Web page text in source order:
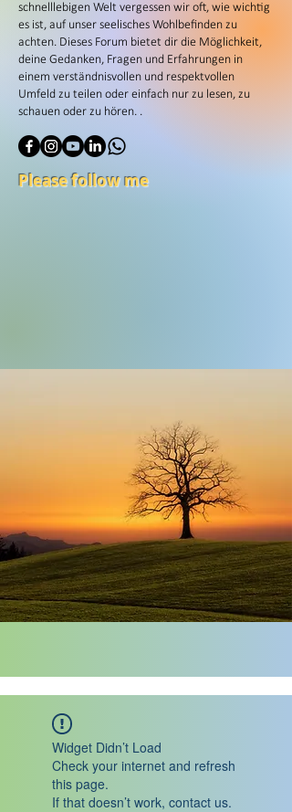
schnelllebigen Welt vergessen wir oft, wie wichtig
es ist, auf unser seelisches Wohlbefinden zu
achten. Dieses Forum bietet dir die Möglichkeit,
deine Gedanken, Fragen und Erfahrungen in
einem verständnisvollen und respektvollen
Umfeld zu teilen oder einfach nur zu lesen, zu
schauen oder zu hören. .
Please follow me
Widget Didn’t Load
Check your internet and refresh
this page.
If that doesn’t work, contact us.